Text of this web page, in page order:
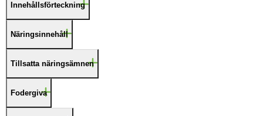
Innehållsförteckning
Näringsinnehåll
Tillsatta näringsämnen
Fodergiva